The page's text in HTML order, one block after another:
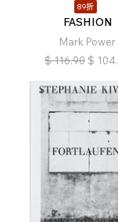
89折
FASHION
Mark Power
$ 116.90 $